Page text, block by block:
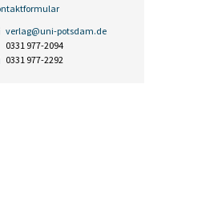
verlag@uni-potsdam.de
0331 977-2094
0331 977-2292